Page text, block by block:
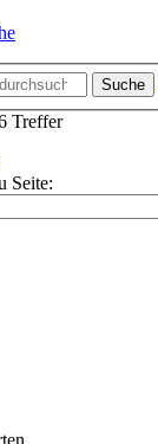
Suche
Treffer
Seite: